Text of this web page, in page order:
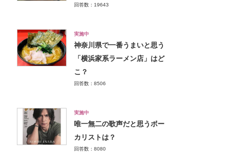
回答数：19643
実施中
神奈川県で一番うまいと思う
「横浜家系ラーメン店」はど
こ？
回答数：8506
実施中
唯一無二の歌声だと思うボー
カリストは？
回答数：8080